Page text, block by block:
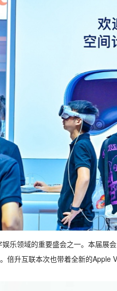
领域的重要盛会之一。本届展会
倍升互联本次也带着全新的Apple